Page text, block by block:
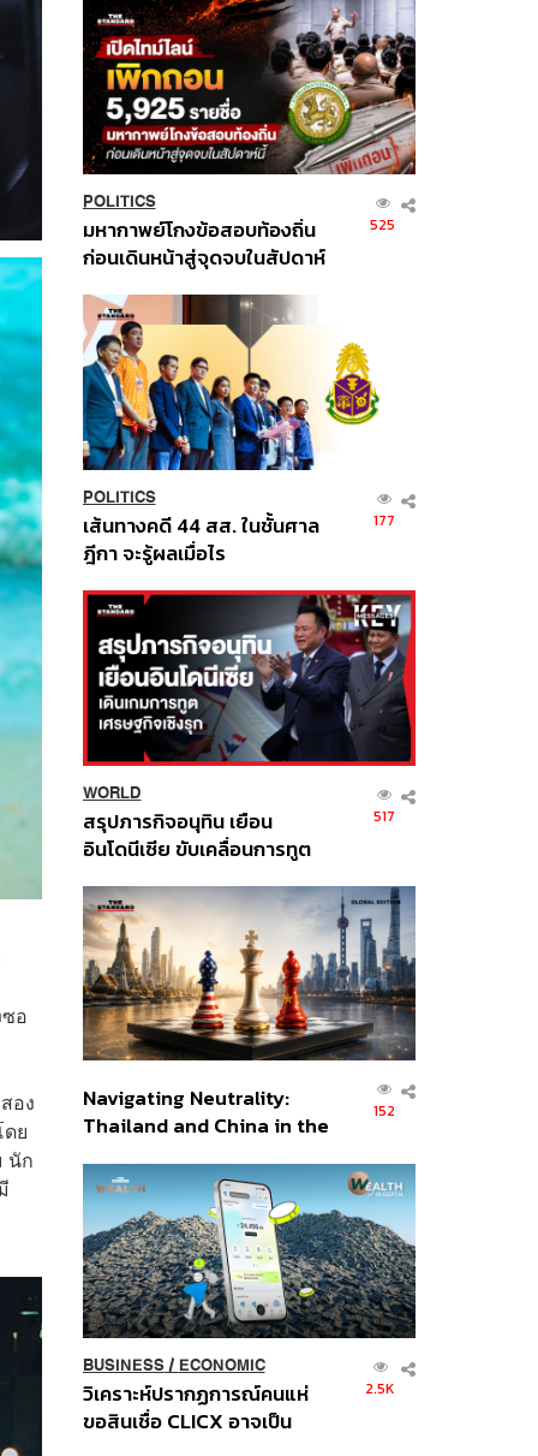
อ
อง
ดย
นัก
POLITICS
มหากาพย์โกงข้อสอบท้องถิ่น
ก่อนเดินหน้าสู่จุดจบในสัปดาห์
525
POLITICS
เส้นทางคดี 44 สส. ในชั้นศาล
ฎีกา จะรู้ผลเมื่อไร
177
WORLD
สรุปภารกิจอนุทิน เยือน
อินโดนีเซีย ขับเคลื่อนการทูต
ส่วนยุทธศาสตร์ไทย –
อินโดนีเซีย
517
Navigating Neutrality:
Thailand and China in the
Order
152
BUSINESS/ ECONOMIC
วิเคราะห์ปรากฏการณ์คนแห่
ขอสินเชื่อ CLICX อาจเป็น
2.5K